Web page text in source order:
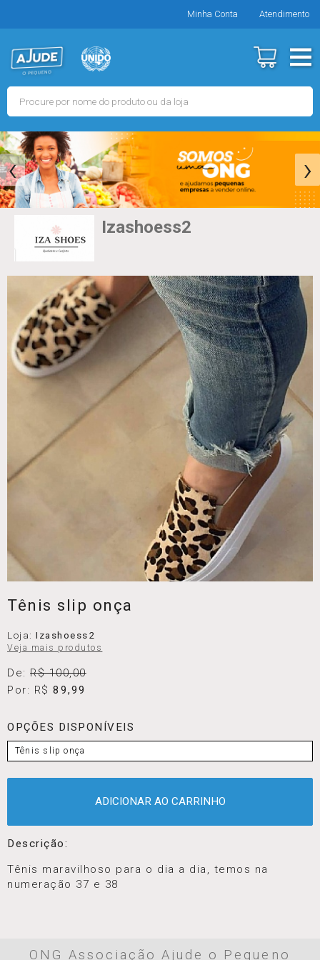
Minha Conta Atendimento
‹ ›
Izashoess2
Tênis slip onça
Loja:Izashoess2
Veja mais produtos
De:R$ 100,00
Por: R$89,99
OPÇÕES DISPONÍVEIS
Tênis slip onça
ADICIONAR AO CARRINHO
Descrição:
Tênis maravilhoso para o dia a dia, temos na
numeração 37 e 38
ONG Associação Ajude o Pequeno